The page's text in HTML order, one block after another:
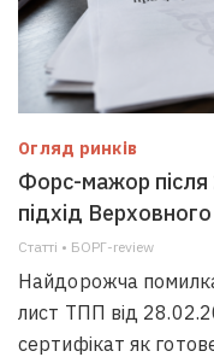
Огляд ринків
Форс-мажор після
підхід
Статті • БОРГ-review
Найдорожча
лист ТПП від
сертифікат як